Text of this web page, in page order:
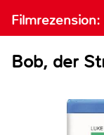
Bob, der